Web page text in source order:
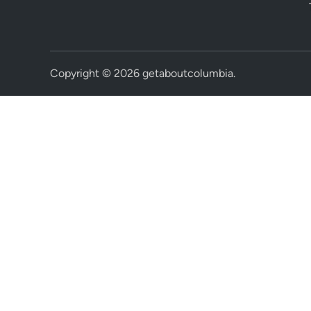
Copyright © 2026 getaboutcolumbia.